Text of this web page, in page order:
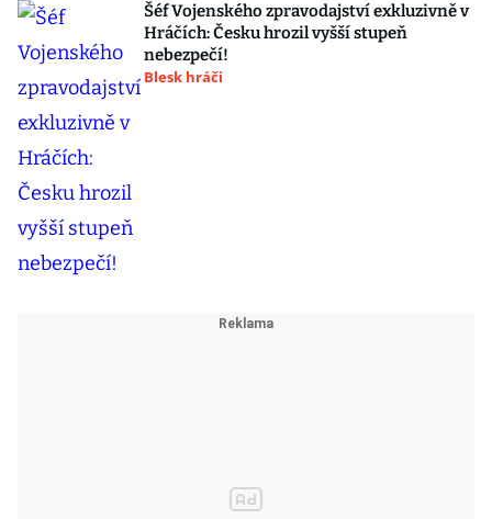
Šéf Vojenského zpravodajství exkluzivně v
Hráčích: Česku hrozil vyšší stupeň
nebezpečí!
Blesk hráči